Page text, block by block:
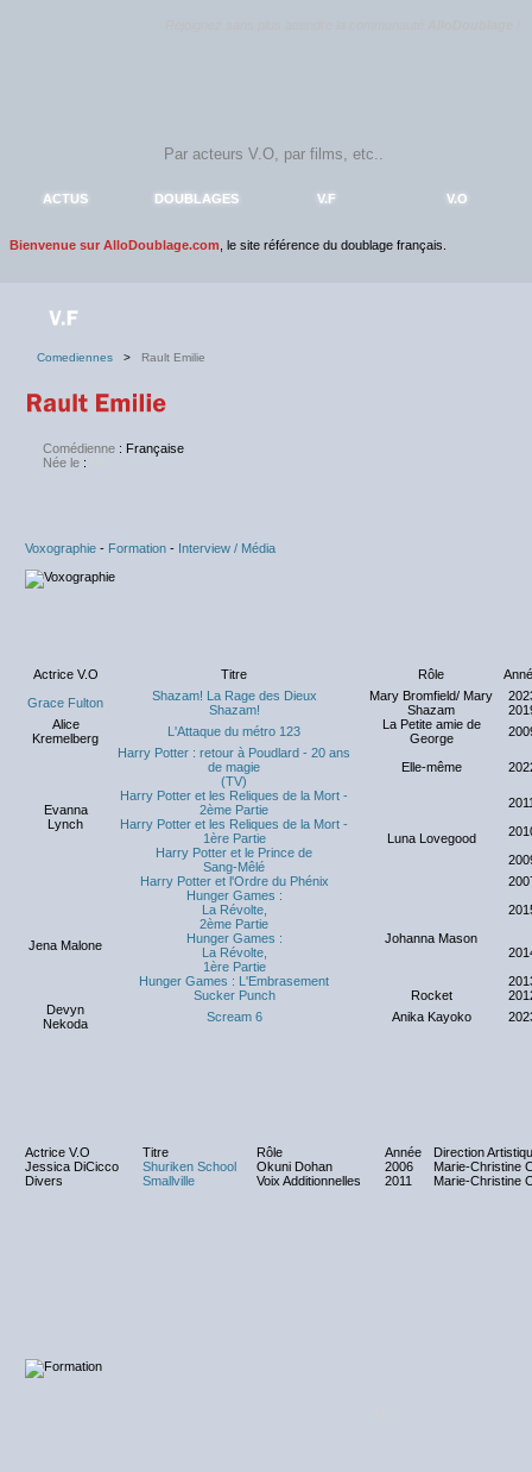
ACTUS DOUBLAGES V.F V.O
Bienvenue sur AlloDoublage.com , le site référence du doublage français.
Comediennes > Rault Emilie
Comédienne : Française
Née le :
Voxographie - Formation - Interview / Média
Actrice V.O Titre Rôle
Grace Fulton
Shazam! La Rage des Dieux
Mary Bromfield/ Mary
Shazam
Shazam!
Alice
Kremelberg
L'Attaque du métro 123
La Petite amie de
George
Evanna
Lynch
Harry Potter : retour à Poudlard - 20 ans
de magie
(TV)
Elle-même
Harry Potter et les Reliques de la Mort -
2ème Partie
Luna Lovegood
Harry Potter et les Reliques de la Mort -
1ère Partie
Harry Potter et le Prince de
Sang-Mêlé
Harry Potter et l'Ordre du Phénix
Jena Malone
Hunger Games :
La Révolte,
2ème Partie
Johanna Mason
Hunger Games :
La Révolte,
1ère Partie
Hunger Games : L'Embrasement
Sucker Punch
Rocket
Devyn
Nekoda
Scream 6 Anika Kayoko
Actrice V.O Titre Rôle Année
Direction
Jessica DiCicco
Shuriken School Okuni Dohan 2006
Marie-Christine
Divers
Smallville Voix Additionnelles 2011 Marie-Christine